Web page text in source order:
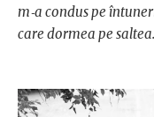
m‑a condus pe
care dormea pe saltea.